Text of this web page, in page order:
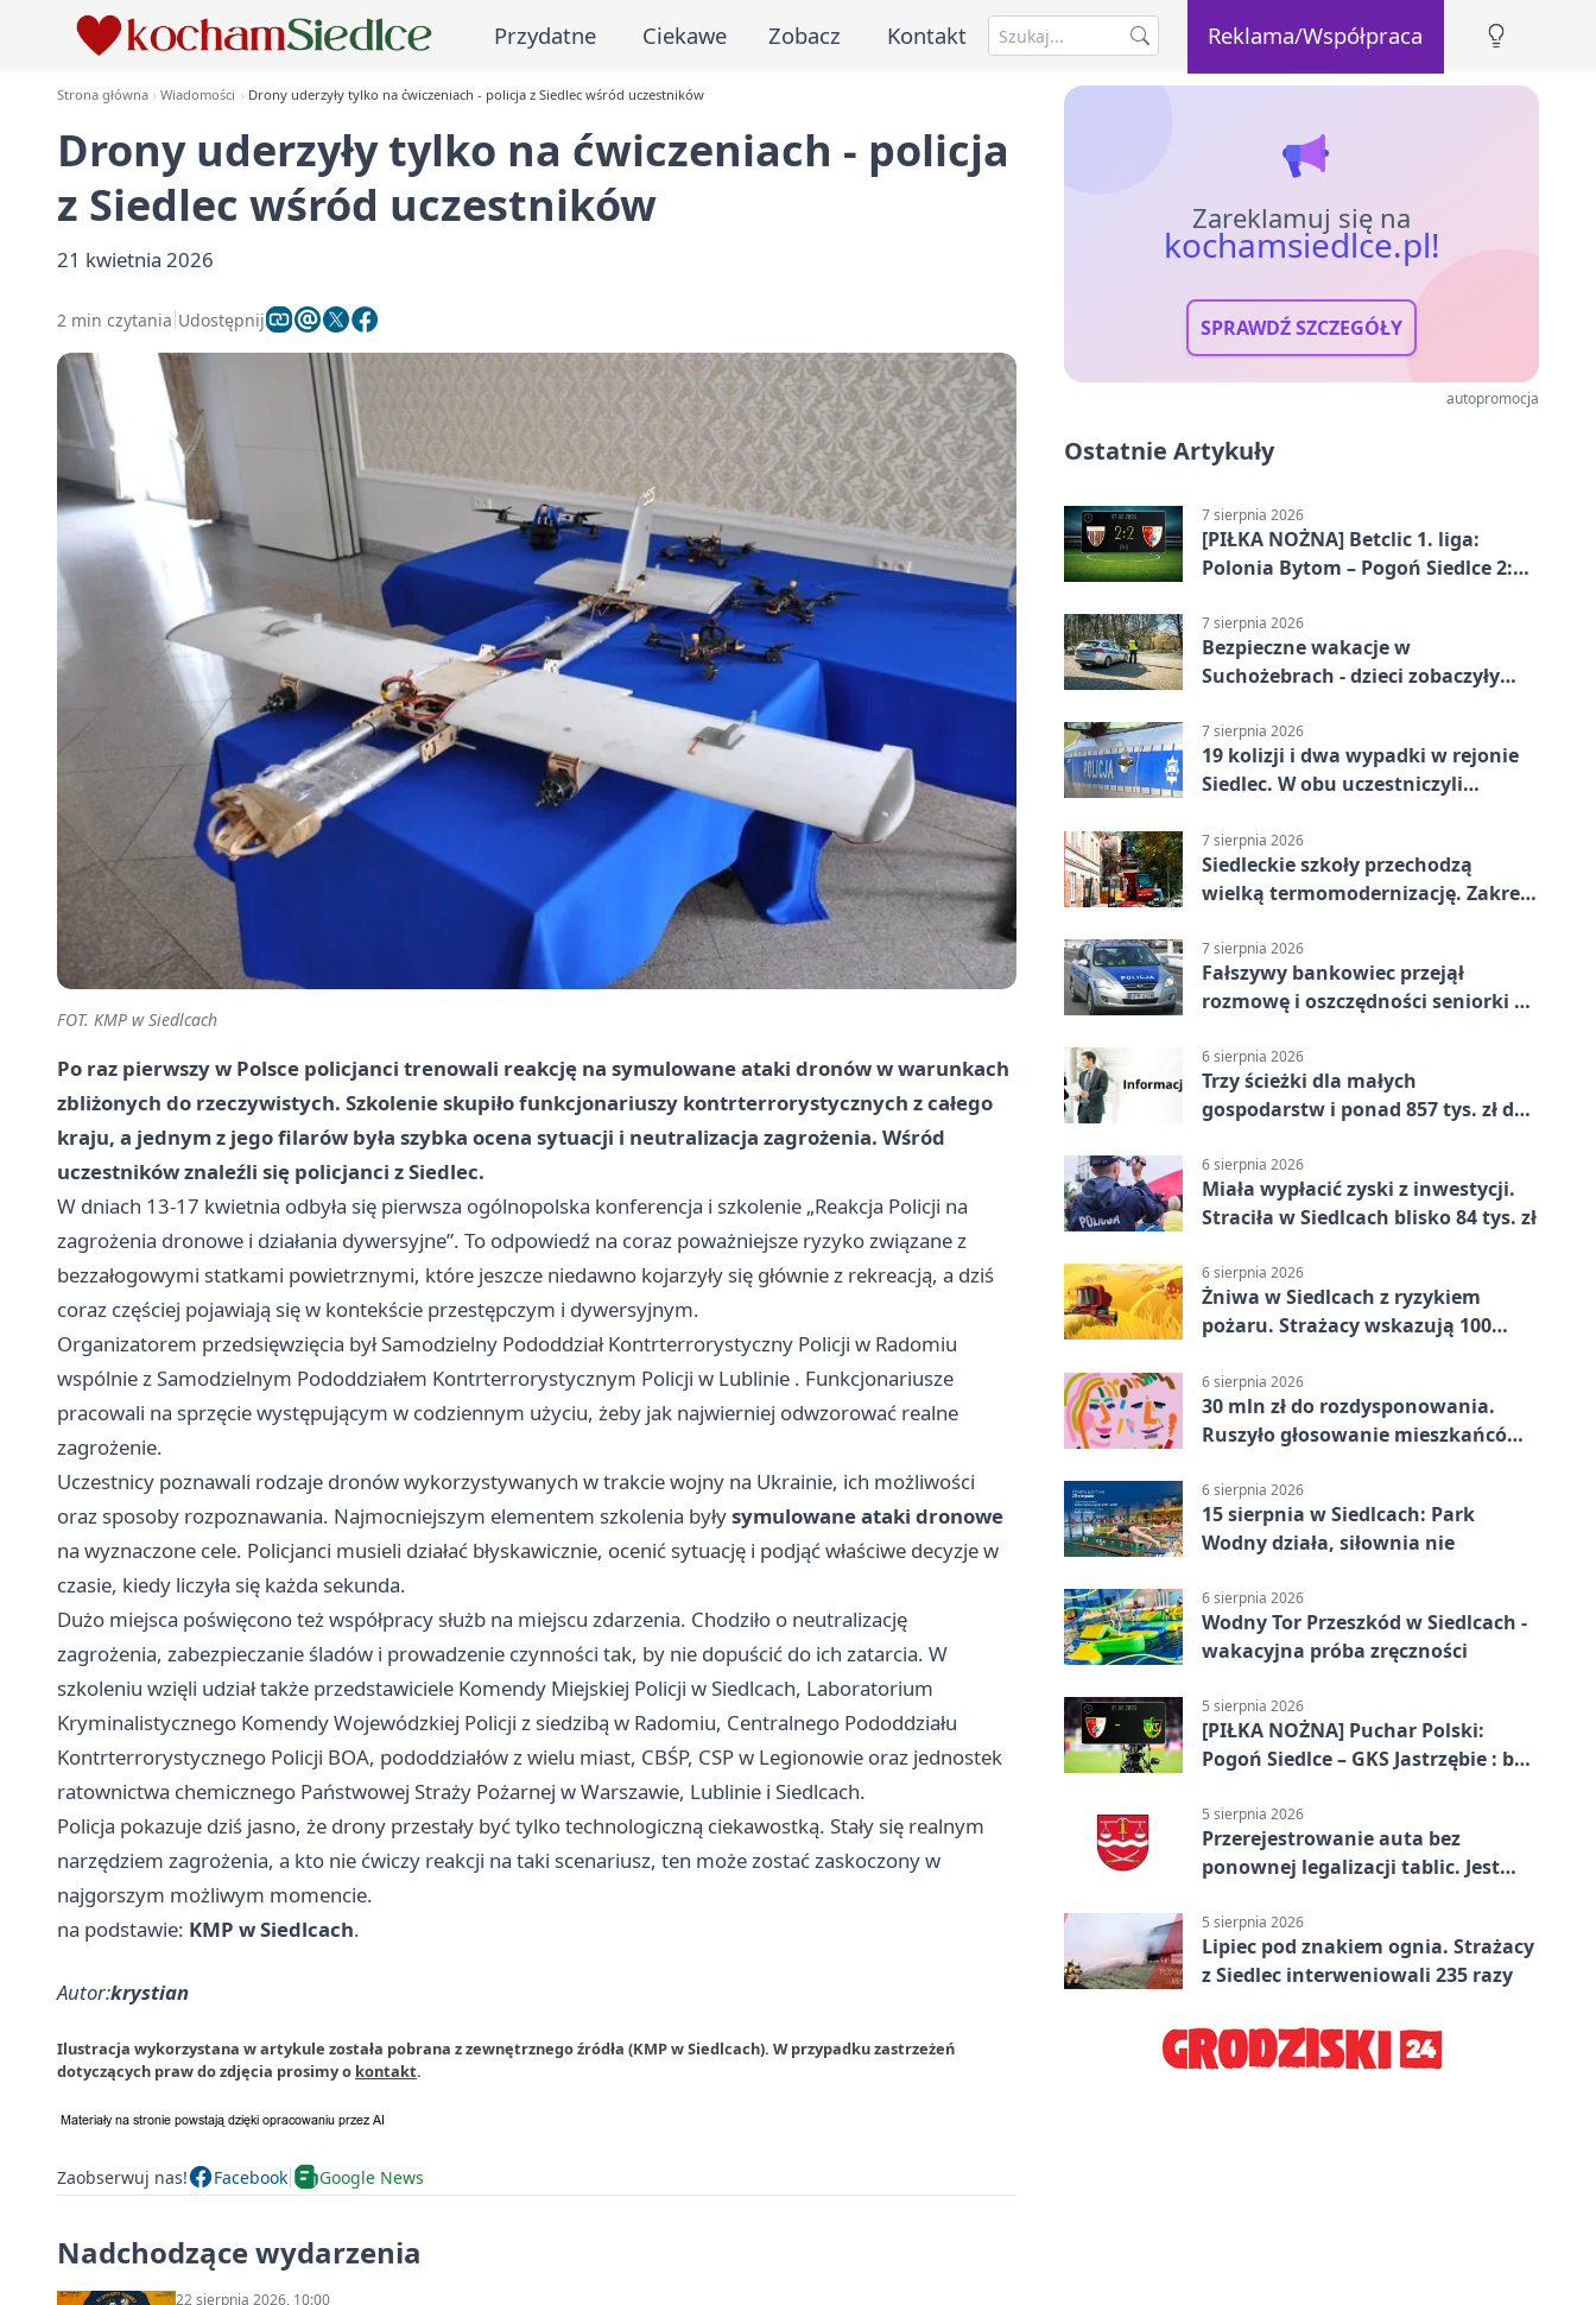
Przydatne Ciekawe Zobacz Kontakt Reklama/Współpraca
Strona główna Wiadomości Drony uderzyły tylko na ćwiczeniach - policja z Siedlec wśród uczestników
Drony uderzyły tylko na ćwiczeniach - policja
z Siedlec wśród uczestników
21 kwietnia 2026
2 min czytania Udostępnij
FOT. KMP w Siedlcach
Po raz pierwszy w Polsce policjanci trenowali reakcję na symulowane ataki dronów w warunkach
zbliżonych do rzeczywistych. Szkolenie skupiło funkcjonariuszy kontrterrorystycznych z całego
kraju, a jednym z jego filarów była szybka ocena sytuacji i neutralizacja zagrożenia. Wśród
uczestników znaleźli się policjanci z Siedlec.
W dniach 13-17 kwietnia odbyła się pierwsza ogólnopolska konferencja i szkolenie „Reakcja Policji na
zagrożenia dronowe i działania dywersyjne”. To odpowiedź na coraz poważniejsze ryzyko związane z
bezzałogowymi statkami powietrznymi, które jeszcze niedawno kojarzyły się głównie z rekreacją, a dziś
coraz częściej pojawiają się w kontekście przestępczym i dywersyjnym.
Organizatorem przedsięwzięcia był Samodzielny Pododdział Kontrterrorystyczny Policji w Radomiu
wspólnie z Samodzielnym Pododdziałem Kontrterrorystycznym Policji w Lublinie . Funkcjonariusze
pracowali na sprzęcie występującym w codziennym użyciu, żeby jak najwierniej odwzorować realne
zagrożenie.
Uczestnicy poznawali rodzaje dronów wykorzystywanych w trakcie wojny na Ukrainie, ich możliwości
oraz sposoby rozpoznawania. Najmocniejszym elementem szkolenia byłysymulowane ataki dronowe
na wyznaczone cele. Policjanci musieli działać błyskawicznie, ocenić sytuację i podjąć właściwe decyzje w
czasie, kiedy liczyła się każda sekunda.
Dużo miejsca poświęcono też współpracy służb na miejscu zdarzenia. Chodziło o neutralizację
zagrożenia, zabezpieczanie śladów i prowadzenie czynności tak, by nie dopuścić do ich zatarcia. W
szkoleniu wzięli udział także przedstawiciele Komendy Miejskiej Policji w Siedlcach, Laboratorium
Kryminalistycznego Komendy Wojewódzkiej Policji z siedzibą w Radomiu, Centralnego Pododdziału
Kontrterrorystycznego Policji BOA, pododdziałów z wielu miast, CBŚP, CSP w Legionowie oraz jednostek
ratownictwa chemicznego Państwowej Straży Pożarnej w Warszawie, Lublinie i Siedlcach.
Policja pokazuje dziś jasno, że drony przestały być tylko technologiczną ciekawostką. Stały się realnym
narzędziem zagrożenia, a kto nie ćwiczy reakcji na taki scenariusz, ten może zostać zaskoczony w
najgorszym możliwym momencie.
na podstawie: KMP w Siedlcach.
Autor:krystian
Ilustracja wykorzystana w artykule została pobrana z zewnętrznego źródła (KMP w Siedlcach). W przypadku zastrzeżeń
dotyczących praw do zdjęcia prosimy o kontakt.
Zaobserwuj nas! Facebook Google News
Nadchodzące wydarzenia
22 sierpnia 2026, 10:00
Zareklamuj się na
kochamsiedlce.pl!
SPRAWDŹ SZCZEGÓŁY
autopromocja
Ostatnie Artykuły
7 sierpnia 2026
[PIŁKA NOŻNA] Betclic 1. liga:
Polonia Bytom – Pogoń Siedlce 2:2.
emocjonującej końcówce
7 sierpnia 2026
Bezpieczne wakacje w
Suchożebrach - dzieci zobaczyły
7 sierpnia 2026
19 kolizji i dwa wypadki w rejonie
Siedlec. W obu uczestniczyli
7 sierpnia 2026
Siedleckie szkoły przechodzą
wielką termomodernizację. Zakres
7 sierpnia 2026
Fałszywy bankowiec przejął
rozmowę i oszczędności seniorki z
6 sierpnia 2026
Trzy ścieżki dla małych
gospodarstw i ponad 857 tys. zł do
6 sierpnia 2026
Miała wypłacić zyski z inwestycji.
Straciła w Siedlcach blisko 84 tys. zł
6 sierpnia 2026
Żniwa w Siedlcach z ryzykiem
pożaru. Strażacy wskazują 100
6 sierpnia 2026
30 mln zł do rozdysponowania.
Ruszyło głosowanie mieszkańców
6 sierpnia 2026
15 sierpnia w Siedlcach: Park
Wodny działa, siłownia nie
6 sierpnia 2026
Wodny Tor Przeszkód w Siedlcach -
wakacyjna próba zręczności
5 sierpnia 2026
[PIŁKA NOŻNA] Puchar Polski:
Pogoń Siedlce – GKS Jastrzębie : bez
5 sierpnia 2026
Przerejestrowanie auta bez
ponownej legalizacji tablic. Jest
5 sierpnia 2026
Lipiec pod znakiem ognia. Strażacy
z Siedlec interweniowali 235 razy